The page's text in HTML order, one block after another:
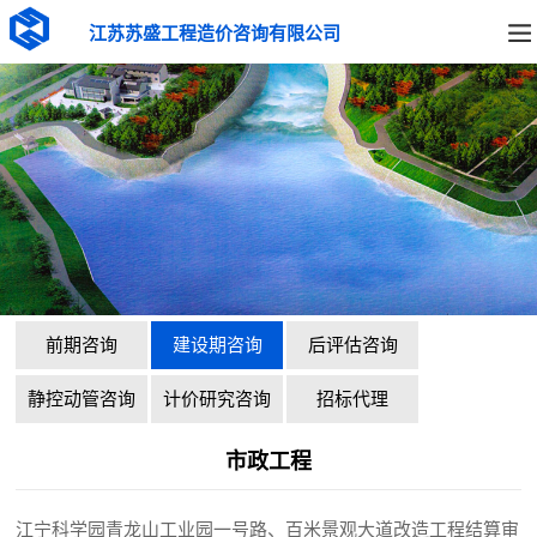
江苏苏盛工程造价咨询有限公司
前期咨询 建设期咨询 后评估咨询
静控动管咨询 计价研究咨询 招标代理
市政工程
江宁科学园青龙山工业园一号路、百米景观大道改造工程结算审